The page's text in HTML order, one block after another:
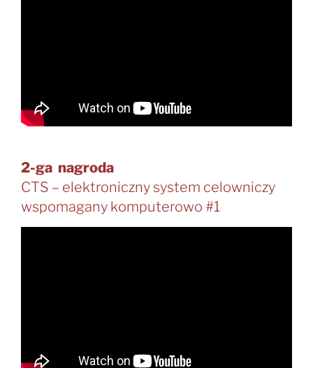
2-ga nagroda
CTS – elektroniczny system celowniczy
wspomagany komputerowo #1